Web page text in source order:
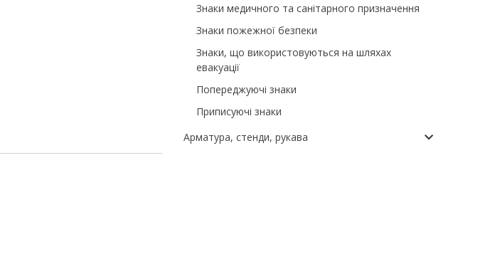
Знаки медичного та санітарного призначення
Знаки пожежної безпеки
Знаки, що використовуються на шляхах
евакуації
Попереджуючі знаки
Приписуючі знаки
Арматура, стенди, рукава